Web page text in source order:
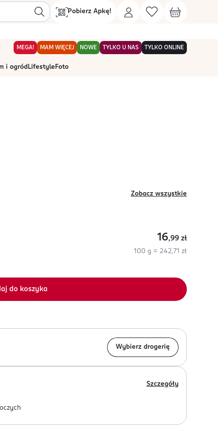
Pobierz Apkę!
MEGA! MAM WIĘCEJ NOWE TYLKO U NAS TYLKO ONLINE
i ogród Lifestyle Foto
Zobacz wszystkie
16,99 zł
100 g = 242,71 zł
do koszyka
Wybierz drogerię
Szczegóły